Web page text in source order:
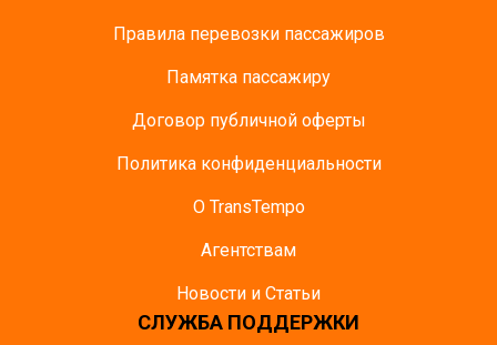
Правила перевозки пассажиров
Памятка пасcажиру
Договор публичной оферты
Политика конфиденциальности
О TransTempo
Агентствам
Новости и Статьи
СЛУЖБА ПОДДЕРЖКИ